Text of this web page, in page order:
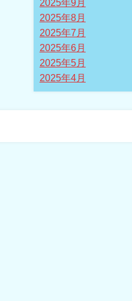
2025年9月
2025年8月
2025年7月
2025年6月
2025年5月
2025年4月